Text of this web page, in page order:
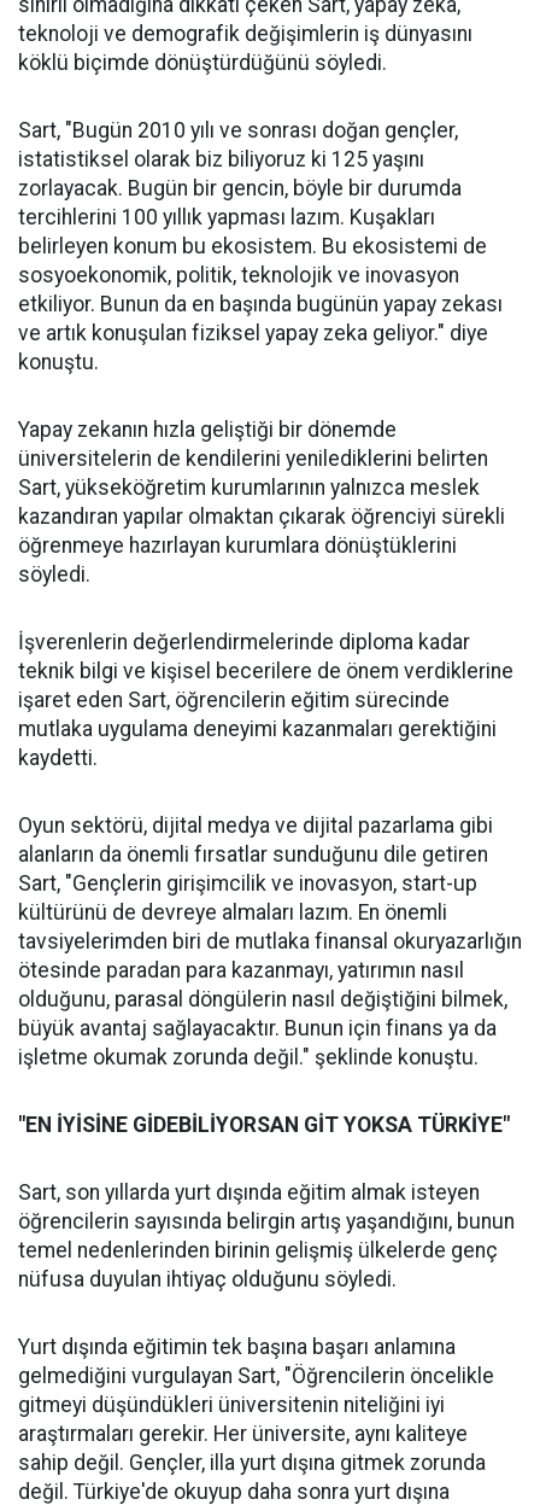
sınırlı olmadığına dikkati çeken Sart, yapay zeka,
teknoloji ve demografik değişimlerin iş dünyasını
köklü biçimde dönüştürdüğünü söyledi.
Sart, "Bugün 2010 yılı ve sonrası doğan gençler,
istatistiksel olarak biz biliyoruz ki 125 yaşını
zorlayacak. Bugün bir gencin, böyle bir durumda
tercihlerini 100 yıllık yapması lazım. Kuşakları
belirleyen konum bu ekosistem. Bu ekosistemi de
sosyoekonomik, politik, teknolojik ve inovasyon
etkiliyor. Bunun da en başında bugünün yapay zekası
ve artık konuşulan fiziksel yapay zeka geliyor." diye
konuştu.
Yapay zekanın hızla geliştiği bir dönemde
üniversitelerin de kendilerini yenilediklerini belirten
Sart, yükseköğretim kurumlarının yalnızca meslek
kazandıran yapılar olmaktan çıkarak öğrenciyi sürekli
öğrenmeye hazırlayan kurumlara dönüştüklerini
söyledi.
İşverenlerin değerlendirmelerinde diploma kadar
teknik bilgi ve kişisel becerilere de önem verdiklerine
işaret eden Sart, öğrencilerin eğitim sürecinde
mutlaka uygulama deneyimi kazanmaları gerektiğini
kaydetti.
Oyun sektörü, dijital medya ve dijital pazarlama gibi
alanların da önemli fırsatlar sunduğunu dile getiren
Sart, "Gençlerin girişimcilik ve inovasyon, start-up
kültürünü de devreye almaları lazım. En önemli
tavsiyelerimden biri de mutlaka finansal okuryazarlığın
ötesinde paradan para kazanmayı, yatırımın nasıl
olduğunu, parasal döngülerin nasıl değiştiğini bilmek,
büyük avantaj sağlayacaktır. Bunun için finans ya da
işletme okumak zorunda değil." şeklinde konuştu.
"EN İYİSİNE GİDEBİLİYORSAN GİT YOKSA TÜRKİYE"
Sart, son yıllarda yurt dışında eğitim almak isteyen
öğrencilerin sayısında belirgin artış yaşandığını, bunun
temel nedenlerinden birinin gelişmiş ülkelerde genç
nüfusa duyulan ihtiyaç olduğunu söyledi.
Yurt dışında eğitimin tek başına başarı anlamına
gelmediğini vurgulayan Sart, "Öğrencilerin öncelikle
gitmeyi düşündükleri üniversitenin niteliğini iyi
araştırmaları gerekir. Her üniversite, aynı kaliteye
sahip değil. Gençler, illa yurt dışına gitmek zorunda
değil. Türkiye'de okuyup daha sonra yurt dışına